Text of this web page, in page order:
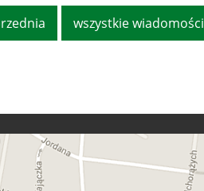
wszystkie wiadomości